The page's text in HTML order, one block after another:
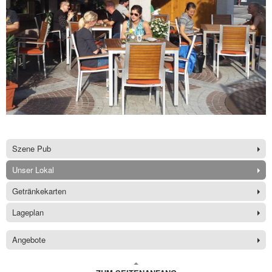
Szene Pub
Unser Lokal
Getränkekarten
Lageplan
Angebote